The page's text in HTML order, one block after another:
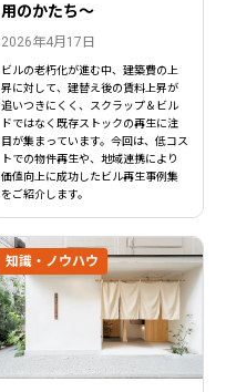
用のかたち～
2026年4月17日
ビルの老朽化が進む中、建築費の上
昇に対して、建替え後の賃料上昇が
追いつきにくく、スクラップ＆ビル
ドではなく既存ストックの再生に注
目が集まっています。今回は、低コス
トでの物件再生や、地域連携により
価値向上に成功したビル再生事例集
をご紹介します。
知識・ノウハウ